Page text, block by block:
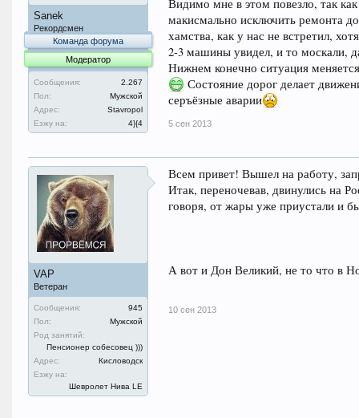
Sanek
Рекордсмен
Команда форума
Модератор
Сообщения:
2.267
Пол:
Мужской
Адрес:
Stavropol
Езжу на:
4}{4
Видимо мне в этом повезло, так
макисмально исключить ремонта
хамства, как у нас не встретил,
2-3 машины увидел, и то москали,
Нижнем конечно ситуация меняется
Состояние дорог делает
серъёзные аварии
5 сен 2013
VAP
Ветеран
Сообщения:
945
Пол:
Мужской
Род занятий:
Пенсионер собесовец )))
Адрес:
Кисловодск
Езжу на:
Шевролет Нива LE
Всем привет! Вышел на работу,
Итак, переночевав, двинулись на
говоря, от жары уже приустали и
А вот и Дон Великий, не то что в
10 сен 2013